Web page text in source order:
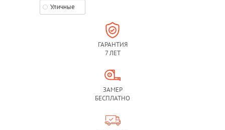
Уличные
ГАРАНТИЯ
7 ЛЕТ
ЗАМЕР
БЕСПЛАТНО